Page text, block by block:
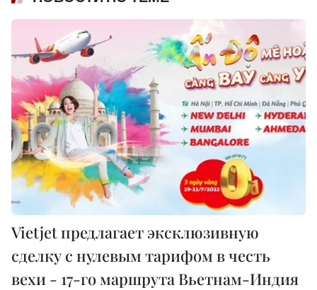
Vietjet предлагает эксклюзивную
сделку с нулевым тарифом в честь
вехи - 17-го маршрута Вьетнам-Индия